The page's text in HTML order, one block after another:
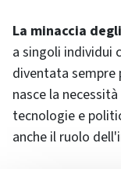
La minaccia
a singoli individui
diventata sempre
nasce la
tecnologie e
anche il ruolo